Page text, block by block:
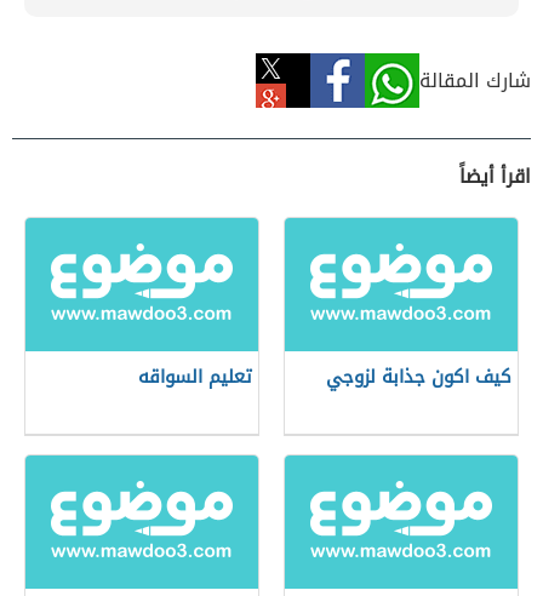
شارك المقالة
اقرأ أيضاً
كيف اكون جذابة لزوجي تعليم السواقه